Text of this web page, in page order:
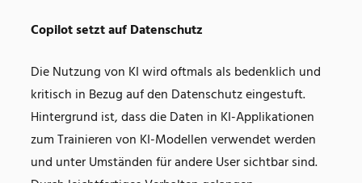
Copilot setzt auf Datenschutz
Die Nutzung von KI wird oftmals als bedenklich und
kritisch in Bezug auf den Datenschutz eingestuft.
Hintergrund ist, dass die Daten in KI-Applikationen
zum Trainieren von KI-Modellen verwendet werden
und unter Umständen für andere User sichtbar sind.